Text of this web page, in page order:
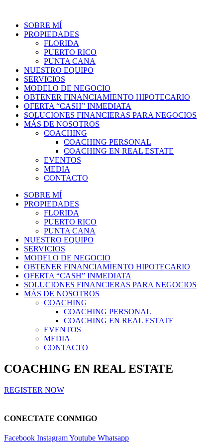
SOBRE MÍ
PROPIEDADES
FLORIDA
PUERTO RICO
PUNTA CANA
NUESTRO EQUIPO
SERVICIOS
MODELO DE NEGOCIO
OBTENER FINANCIAMIENTO HIPOTECARIO
OFERTA “CASH” INMEDIATA
SOLUCIONES FINANCIERAS PARA NEGOCIOS
MÁS DE NOSOTROS
COACHING
COACHING PERSONAL
COACHING EN REAL ESTATE
EVENTOS
MEDIA
CONTACTO
SOBRE MÍ
PROPIEDADES
FLORIDA
PUERTO RICO
PUNTA CANA
NUESTRO EQUIPO
SERVICIOS
MODELO DE NEGOCIO
OBTENER FINANCIAMIENTO HIPOTECARIO
OFERTA “CASH” INMEDIATA
SOLUCIONES FINANCIERAS PARA NEGOCIOS
MÁS DE NOSOTROS
COACHING
COACHING PERSONAL
COACHING EN REAL ESTATE
EVENTOS
MEDIA
CONTACTO
COACHING EN REAL ESTATE
REGISTER NOW
CONECTATE CONMIGO
Facebook InstagramYoutube Whatsapp